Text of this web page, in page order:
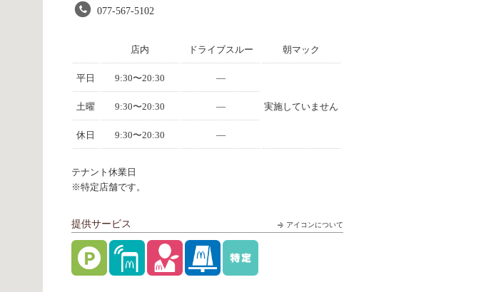
077-567-5102
店内 ドライブスルー 朝マック
平日 9:30〜20:30 —
実施していません
土曜 9:30〜20:30 —
休日 9:30〜20:30 —
テナント休業日
※特定店舗です。
アイコンについて
提供サービス